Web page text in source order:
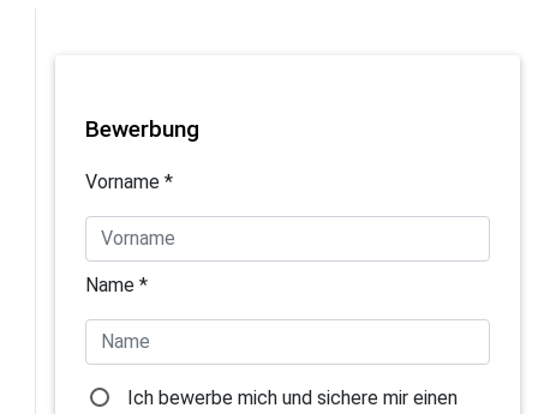
Bewerbung
Vorname *
Name *
Ich bewerbe mich und sichere mir einen